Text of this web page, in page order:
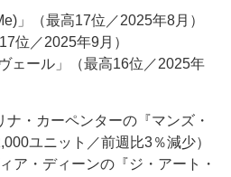
」（最高17位／2025年8月）
位／2025年9月）
ェール」（最高16位／2025年
・カーペンターの『マンズ・
ユニット／前週比3％減少）
ア・ディーンの『ジ・アート・